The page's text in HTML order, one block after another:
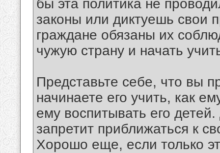
бы эта политика не
законы или диктуешь свои
граждане обязаны их
чужую страну и начать
Представьте себе, что вы
начинаете его учить, как
ему воспитывать его
запретит приближаться к
Хорошо еще, если только